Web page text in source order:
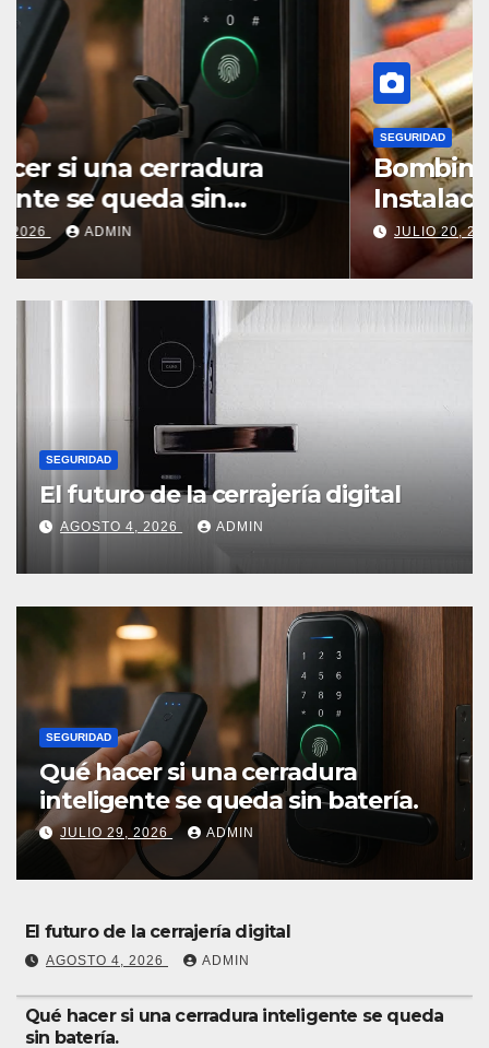
Bombines Diseñados Para
Instalaciones De Uso Continuo
JULIO 20, 2026 ADMIN
SEGURIDAD
El futuro de la cerrajería digital
AGOSTO 4, 2026 ADMIN
SEGURIDAD
Qué hacer si una cerradura
inteligente se queda sin batería.
JULIO 29, 2026 ADMIN
El futuro de la cerrajería digital
AGOSTO 4, 2026 ADMIN
Qué hacer si una cerradura inteligente se queda
sin batería.